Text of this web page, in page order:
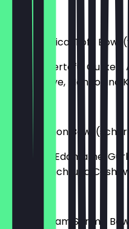
Spicy Tropical Tofu Bowl
mit Räuchertofu, Gurken,
Korean Love, Mango und
€ 13,40
Kauai Salmon Bowl (scharf)
mit Lachs, Edamame,
Flavor, Kimchi und
Green Cream Shrimp Bowl